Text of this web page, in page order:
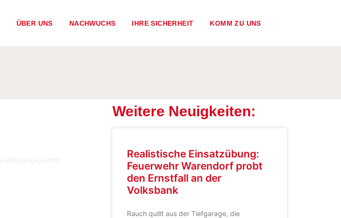
ÜBER UNS NACHWUCHS IHRE SICHERHEIT KOMM ZU UNS
Weitere Neuigkeiten:
Realistische Einsatzübung:
Feuerwehr Warendorf probt
den Ernstfall an der
Volksbank
Rauch quillt aus der Tiefgarage, die